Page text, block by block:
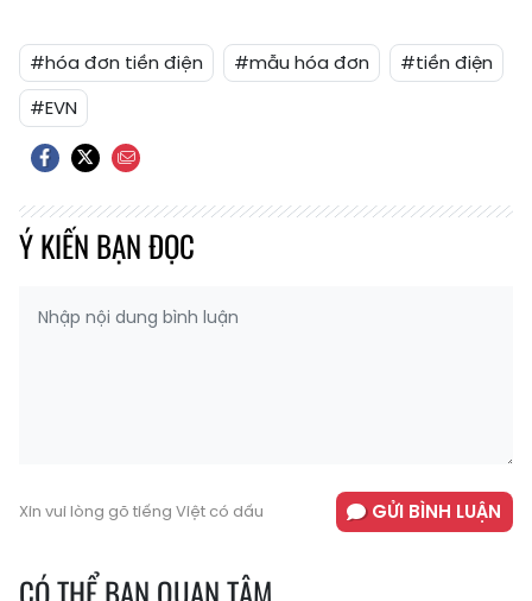
#hóa đơn tiền điện #mẫu hóa đơn
#tiền điện
#EVN
Ý KIẾN BẠN ĐỌC
Xin vui lòng gõ tiếng Việt có dấu GỬI BÌNH LUẬN
CÓ THỂ BẠN QUAN TÂM